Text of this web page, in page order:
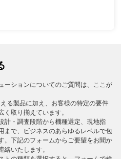
ーションについてのご質問は、ここが
る製品に加え、お客様の特定の要件
取り揃えています。
計・調査段階から機種選定、現地指
まで、ビジネスのあらゆるレベルで包
。下記のフォームからご要望をお聞か
いたします。